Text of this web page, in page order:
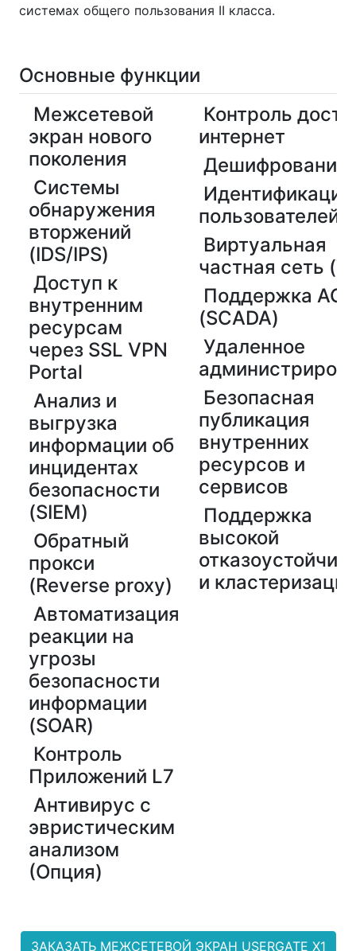
системах общего пользования II класса.
Основные функции
Межсетевой
экран нового
поколения
Системы
обнаружения
вторжений
(IDS/IPS)
Доступ к
внутренним
ресурсам
через SSL VPN
Portal
Анализ и
выгрузка
информации об
инцидентах
безопасности
(SIEM)
Обратный
прокси
(Reverse proxy)
Автоматизация
реакции на
угрозы
безопасности
информации
(SOAR)
Контроль
Приложений L7
Антивирус с
эвристическим
анализом
(Опция)
Контроль
интернет
Дешифрование
Идентификация
пользователей
Виртуальная
частная сеть
Поддержка
(SCADA)
Удаленное
Безопасная
публикация
внутренних
ресурсов и
сервисов
Поддержка
высокой
и кластеризации
ЗАКАЗАТЬ МЕЖСЕТЕВОЙ ЭКРАН USERGATE X1